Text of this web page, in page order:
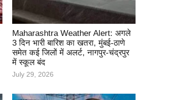
Maharashtra Weather Alert: अगले
3 दिन भारी बारिश का खतरा, मुंबई-ठाणे
समेत कई जिलों में अलर्ट, नागपुर-चंद्रपुर
में स्कूल बंद
July 29, 2026